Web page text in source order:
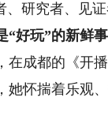
、研究者、见
“好玩”的新鲜
成都的《开播
她怀揣着乐观